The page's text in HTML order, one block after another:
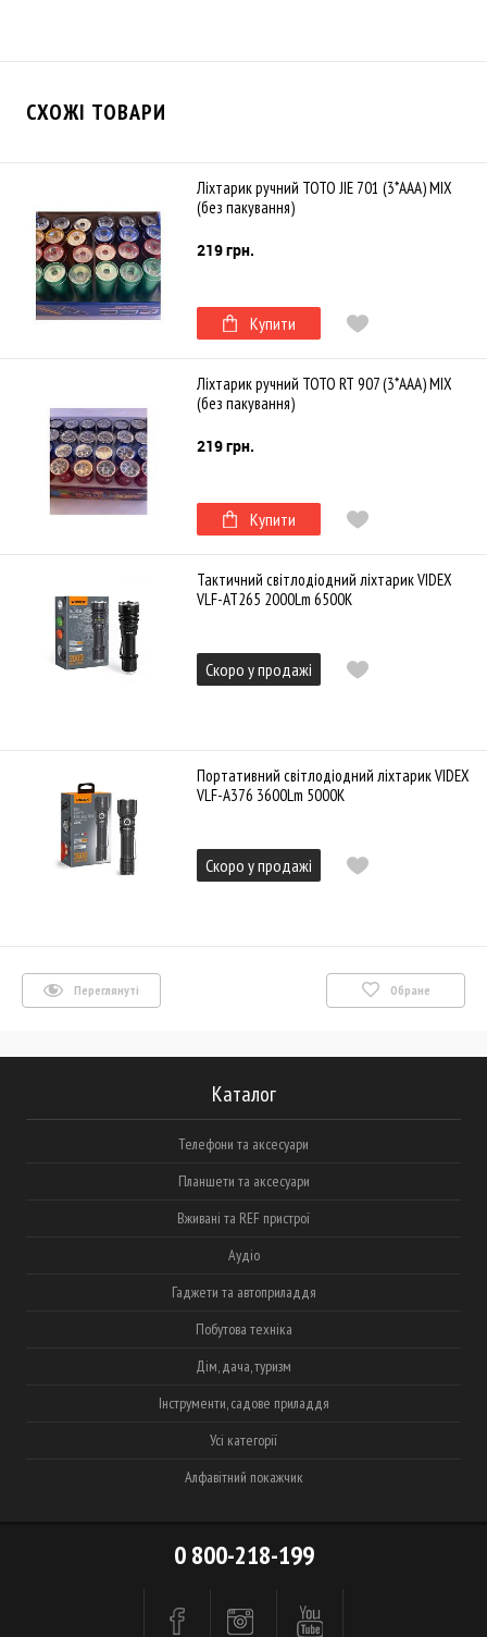
СХОЖІ ТОВАРИ
Ліхтарик ручний TOTO JIE 701 (3*AAA) MIX
(без пакування)
219 грн.
Купити
Ліхтарик ручний TOTO RT 907 (3*AAA) MIX
(без пакування)
219 грн.
Купити
Тактичний світлодіодний ліхтарик VIDEX
VLF-AT265 2000Lm 6500K
Скоро у продажі
Портативний світлодіодний ліхтарик VIDEX
VLF-A376 3600Lm 5000K
Скоро у продажі
Переглянуті Обране
Каталог
Телефони та аксесуари
Планшети та аксесуари
Вживані та REF пристрої
Аудіо
Гаджети та автоприладдя
Побутова техніка
Дім, дача, туризм
Інструменти, садове приладдя
Усі категорії
Алфавітний покажчик
0 800-218-199